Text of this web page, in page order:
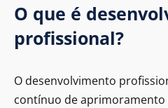
O que é
profissional?
O desenvolvimento
contínuo de aprimoramento